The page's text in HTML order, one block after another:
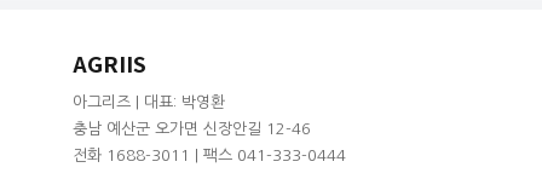
AGRIIS
아그리즈 | 대표: 박영환
충남 예산군 오가면 신장안길 12-46
전화 1688-3011 | 팩스 041-333-0444